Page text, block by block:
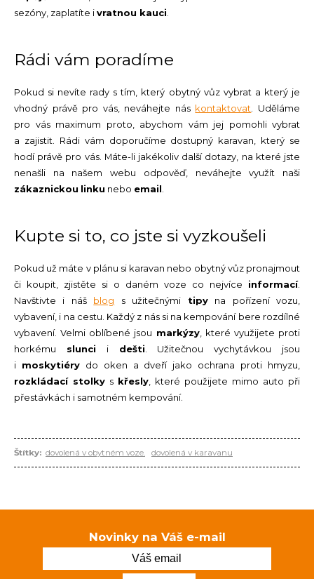
sezóny, zaplatíte ivratnou kauci
Rádi vám poradíme
Pokud si nevíte rady s tím, který obytný vůz vybrat a který je
vhodný právě pro vás, neváhejte nás kontaktovat . Uděláme
pro vás maximum proto, abychom vám jej pomohli vybrat
a zajistit. Rádi vám doporučíme dostupný karavan, který se
hodí právě pro vás. Máte-li jakékoliv další dotazy, na které jste
nenašli na našem webu odpověď, neváhejte využít naši
zákaznickou linku nebo email
Kupte si to, co jste si vyzkoušeli
Pokud už máte v plánu si karavan nebo obytný vůz pronajmout
či koupit, zjistěte si o daném voze co nejvíce informací.
Navštivte i náš blog s užitečnými tipyna pořízení vozu,
vybavení, i na cestu. Každý z nás si na kempování bere rozdílné
vybavení. Velmi oblíbené jsou markýzy, které využijete proti
horkému slunci i dešti . Užitečnou vychytávkou jsou
i moskytiérydo oken a dveří jako ochrana proti hmyzu,
rozkládací stolky s křesly , které použijete mimo auto při
přestávkách i samotném kempování.
Štítky: dovolená v obytném voze. dovolená v karavanu
Novinky na Váš e-mail